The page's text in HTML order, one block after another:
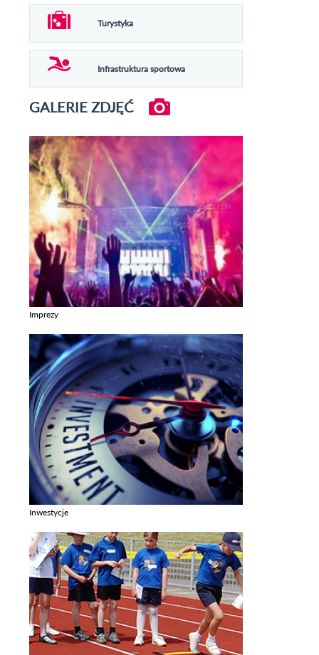
Turystyka
Infrastruktura sportowa
GALERIE ZDJĘĆ
Imprezy
Inwestycje